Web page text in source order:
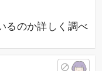
るのか詳しく調べ